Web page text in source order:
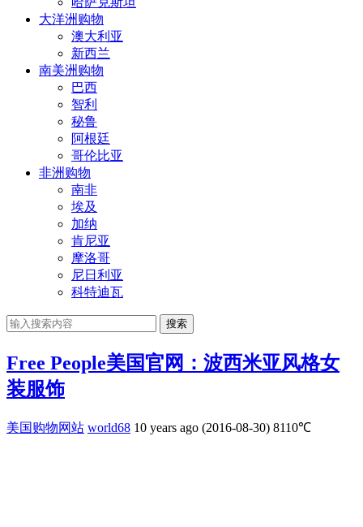
大洋洲购物
澳大利亚
新西兰
南美洲购物
巴西
智利
秘鲁
阿根廷
哥伦比亚
非洲购物
南非
埃及
加纳
肯尼亚
摩洛哥
尼日利亚
科特迪瓦
搜索
Free People美国官网：波西米亚风格女
装服饰
美国购物网站 world68 10 years ago (2016-08-30) 8110℃